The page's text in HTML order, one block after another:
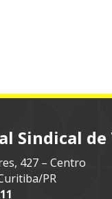
Sindical
427 – Centro
PR